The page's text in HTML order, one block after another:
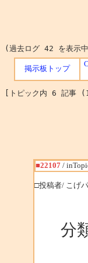
(過去ログ 42 を表示
掲示板トップ
[トピック内 6 記
■22107/
□投稿者/ こげ
分